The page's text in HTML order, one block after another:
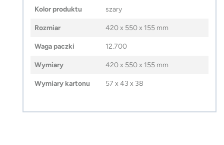
Kolor produktu szary
Rozmiar 420 x 550 x 155 mm
Waga paczki 12.700
Wymiary 420 x 550 x 155 mm
Wymiary kartonu 57 x 43 x 38